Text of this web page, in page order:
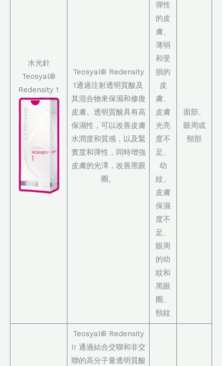
水光針
Teosyal®
Redensity 1
Teosyal® Redensity
1通過注射透明質酸及
其混合物來保濕和修復
皮膚。透明質酸具有高
保濕性，可以改善皮膚
水潤度和質感，以及緊
實度和彈性，同時增強
皮膚的光澤，改善黑眼
圈。
彈性
的皮
膚、
薄弱
和受
損的
皮
膚、
皮膚
光亮
度不
足、
幼
紋、
皮膚
保濕
度不
足、
眼周
的幼
紋和
黑眼
圈、
頸紋
面部、
眼周或
頸部
Teosyal® Redensity
II 通過結合交聯和非交
聯的高分子量透明質酸